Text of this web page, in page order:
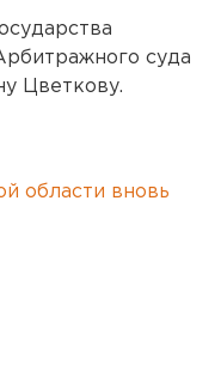
суда
Цветкову.
области вновь